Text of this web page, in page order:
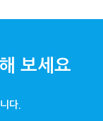
보세요
다.